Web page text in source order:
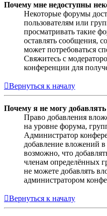
Почему мне недоступны
Некоторые форумы
пользователям или
просматривать такие
оставлять сообщения,
может потребоваться
Свяжитесь с
конференции для
Вернуться к началу
Почему я не могу
Право добавления
на уровне форума,
Администратор
добавление вложений
возможно, что
членам определённых
не можете добавлять
администратором
Вернуться к началу